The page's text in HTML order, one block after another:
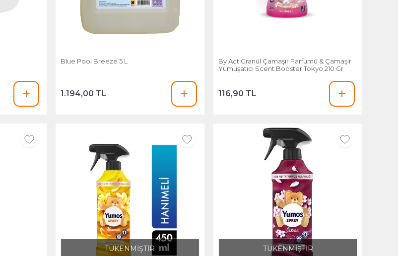
Blue Pool Breeze 5 L
1.194,00 TL
By Act Granül Çamaşır Parfümü & Çamaşır
Yumuşatıcı Scent Booster Tokyo 210 Gr
116,90 TL
TÜKENMİŞTİR TÜKENMİŞTİR